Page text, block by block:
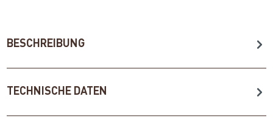
BESCHREIBUNG
TECHNISCHE DATEN